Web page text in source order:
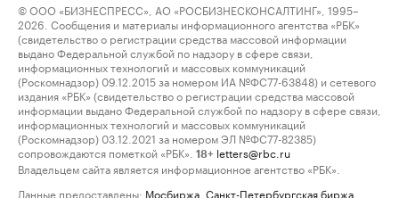
© ООО «БИЗНЕСПРЕСС», АО «РОСБИЗНЕСКОНСАЛТИНГ», 1995–
2026. Сообщения и материалы информационного агентства «РБК»
(свидетельство о регистрации средства массовой информации
выдано Федеральной службой по надзору в сфере связи,
информационных технологий и массовых коммуникаций
(Роскомнадзор) 09.12.2015 за номером ИА №ФС77-63848) и сетевого
издания «РБК» (свидетельство о регистрации средства массовой
информации выдано Федеральной службой по надзору в сфере связи,
информационных технологий и массовых коммуникаций
(Роскомнадзор) 03.12.2021 за номером ЭЛ №ФС77-82385)
сопровождаются пометкой «РБК».
18+ letters@rbc.ru
Владельцем сайта является информационное агентство «РБК».
Данные предоставлены: Мосбиржа Санкт-Петербургская биржа